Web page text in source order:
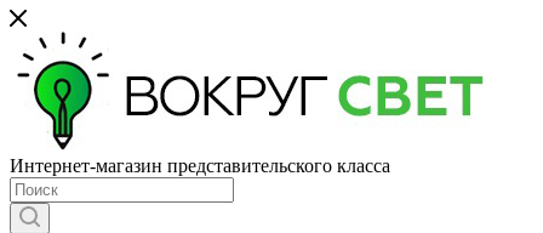
Интернет-магазин представительского класса